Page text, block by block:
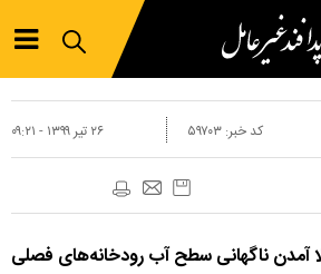
۲۶ تير ۱۳۹۹ - ۰۹:۲۱ کد خبر:۵۹۷۰۳
آمدن ناگهانی سطح آب رودخانه‌های فصلی